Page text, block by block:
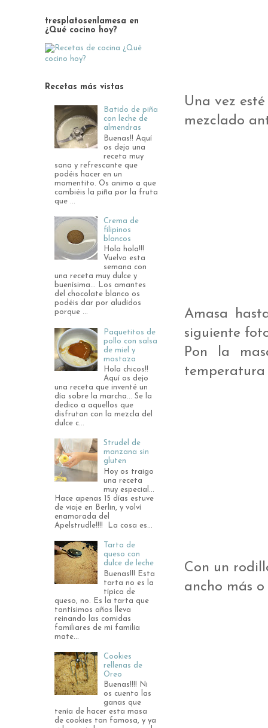
Una vez
mezclado
Amasa
siguiente
Pon la
temperatura
Con un
ancho más
tresplatosenlamesa en
¿Qué cocino hoy?
Recetas más vistas
Batido de piña
con leche de
almendras
Buenas!! Aquí
os dejo una
receta muy
sana y refrescante que
podéis hacer en un
momentito. Os animo a que
cambiéis la piña por la fruta
que ...
Crema de
filipinos
blancos
Hola hola!!!
Vuelvo esta
semana con
una receta muy dulce y
buenísima... Los amantes
del chocolate blanco os
podéis dar por aludidos
porque ...
Paquetitos de
pollo con salsa
de miel y
mostaza
Hola chicos!!
Aquí os dejo
una receta que inventé un
día sobre la marcha... Se la
dedico a aquellos que
disfrutan con la mezcla del
dulce c...
Strudel de
manzana sin
gluten
Hoy os traigo
una receta
muy especial...
Hace apenas 15 días estuve
de viaje en Berlin, y volví
enamorada del
Apelstrudle!!!! La cosa es...
Tarta de
queso con
dulce de leche
Buenas!!! Esta
tarta no es la
típica de
queso, no. Es la tarta que
tantísimos años lleva
reinando las comidas
familiares de mi familia
mate...
Cookies
rellenas de
Oreo
Buenas!!!! Ni
os cuento las
ganas que
tenía de hacer esta masa
de cookies tan famosa, y ya